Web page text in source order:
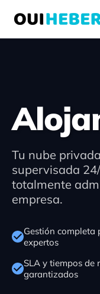
Tu nube
supervisada
totalmente
empresa.
Gestión completa
expertos
SLA y tiempos de
garantizados